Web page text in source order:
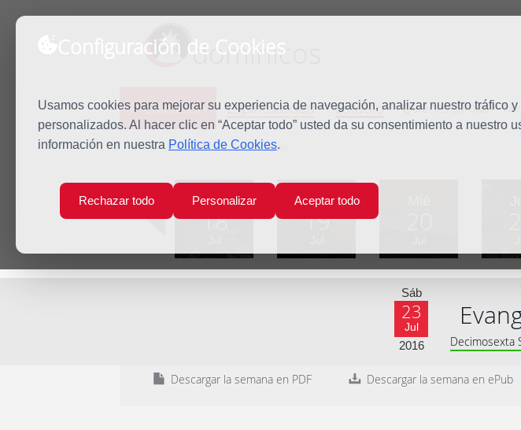
Configuración de Cookies
Usamos cookies para mejorar su experiencia de navegación, analizar nuestro tráfico
personalizados. Al hacer clic en “Aceptar todo” usted da su consentimiento a nuestro
información en nuestra Política de Cookies.
Rechazar todo Personalizar Aceptar todo
dominicos
Predicación Espiritualidad Estudio Quiénes somos
Inicio Predicación Santa Brígida
Lun
18
Mar
19
Sáb
23
Jul
2016 Decimosexta
Descargar la semana en PDF Descargar la semana en ePub